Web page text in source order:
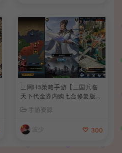
三网H5策略手游【三国兵临
天下代金券内购七合修复版】
最新整理单机一键即玩镜像端
+Linux手工服务端+管理后台
+GM授权后台+简易安卓客户
端+详细搭建教程+视频教程
手游资源
波少 300